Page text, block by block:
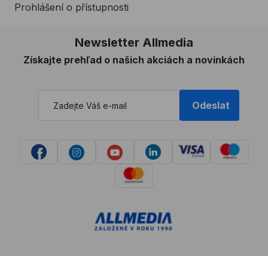
Prohlášení o přístupnosti
Newsletter Allmedia
Získajte prehľad o našich akciách a novinkách
Odeslat